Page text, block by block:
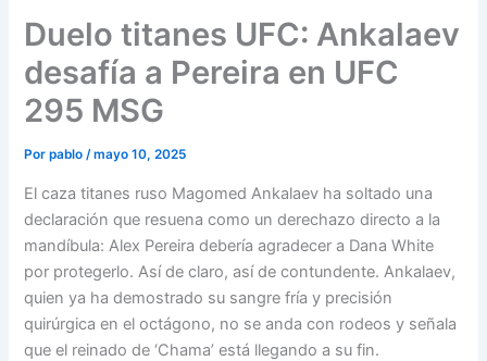
Duelo titanes UFC: Ankalaev
desafía a Pereira en UFC
295 MSG
Porpablo/mayo 10, 2025
El caza titanes ruso Magomed Ankalaev ha soltado una
declaración que resuena como un derechazo directo a la
mandíbula: Alex Pereira debería agradecer a Dana White
por protegerlo. Así de claro, así de contundente. Ankalaev,
quien ya ha demostrado su sangre fría y precisión
quirúrgica en el octágono, no se anda con rodeos y señala
que el reinado de ‘Chama’ está llegando a su fin.